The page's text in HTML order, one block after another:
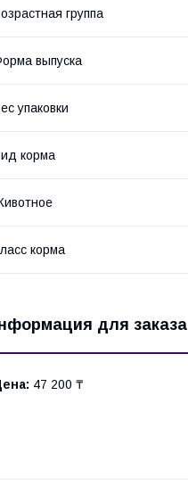
группа
выпуска
упаковки
корма
корма
для заказа
47 200 ₸